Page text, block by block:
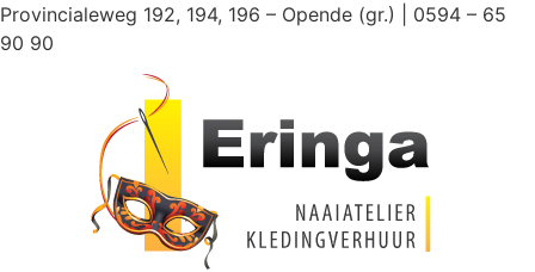
Ga
naar
Provincialeweg 192, 194, 196 – Opende (gr.) | 0594 – 65
90 90